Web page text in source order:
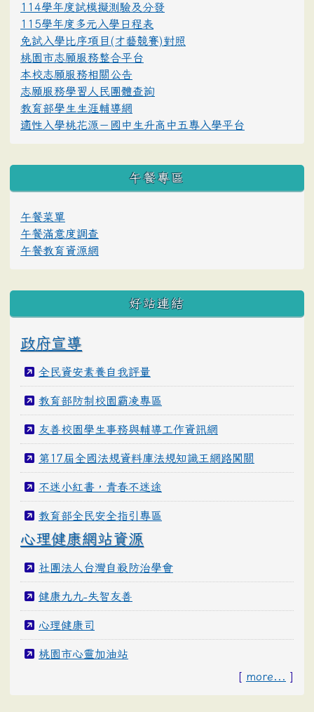
114學年度試模擬測驗及分發
115學年度多元入學日程表
免試入學比序項目(才藝競賽)對照
桃園市志願服務整合平台
本校志願服務相關公告
志願服務學習人民團體查詢
教育部學生生涯輔導網
適性入學桃花源－國中生升高中五專入學平台
午餐專區
午餐菜單
午餐滿意度調查
午餐教育資源網
好站連結
政府宣導
全民資安素養自我評量
教育部防制校園霸凌專區
友善校園學生事務與輔導工作資訊網
第17屆全國法規資料庫法規知識王網路闖關
不迷小紅書，青春不迷途
教育部全民安全指引專區
心理健康網站資源
社團法人台灣自殺防治學會
健康九九-失智友善
心理健康司
桃園市心靈加油站
[ more... ]